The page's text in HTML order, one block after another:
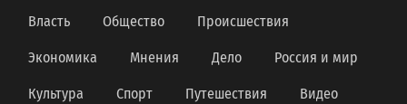
Власть Общество Происшествия
Экономика Мнения Дело Россия и мир
Культура Спорт Путешествия Видео